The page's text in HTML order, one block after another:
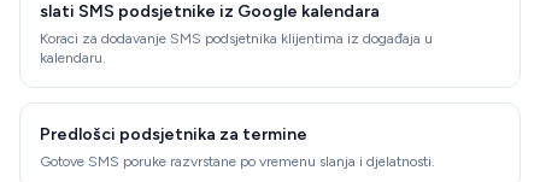
slati SMS podsjetnike iz Google kalendara
Koraci za dodavanje SMS podsjetnika klijentima iz događaja u
kalendaru.
Predlošci podsjetnika za termine
Gotove SMS poruke razvrstane po vremenu slanja i djelatnosti.